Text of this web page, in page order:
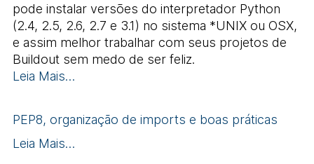
pode instalar versões do interpretador Python
(2.4, 2.5, 2.6, 2.7 e 3.1) no sistema *UNIX ou OSX,
e assim melhor trabalhar com seus projetos de
Buildout sem medo de ser feliz.
Leia Mais…
PEP8, organização de imports e boas práticas
Leia Mais…